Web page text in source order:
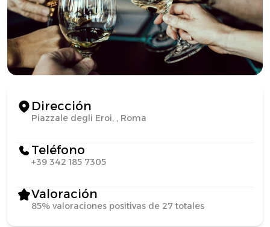
Dirección
Piazzale degli Eroi, , Roma
Teléfono
+39 342 185 7305
Valoración
85% valoraciones positivas de 27 totales